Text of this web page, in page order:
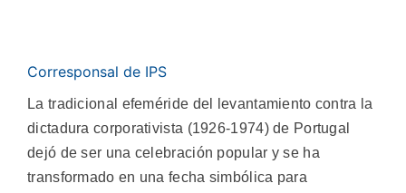
Corresponsal de IPS
La tradicional efeméride del levantamiento contra la
dictadura corporativista (1926-1974) de Portugal
dejó de ser una celebración popular y se ha
transformado en una fecha simbólica para